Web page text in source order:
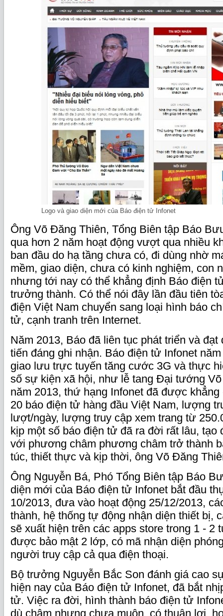
Logo và giao diện mới của Báo điện tử Infonet
Ông Võ Đăng Thiên, Tổng Biên tập Báo
qua hơn 2 năm hoạt động vượt qua nhiều
ban đầu do hạ tầng chưa có, đi dùng nhờ
mềm, giao diện, chưa có kinh nghiệm, con
nhưng tới nay có thể khẳng định Báo điện
trưởng thành. Có thể nói đây lần đầu tiên
điện Việt Nam chuyển sang loại hình báo
tử, cạnh tranh trên Internet.
Năm 2013, Báo đã liên tục phát triển và
tiến đáng ghi nhận. Báo điện tử Infonet
giao lưu trực tuyến tăng cước 3G và thực
số sự kiện xã hội, như lễ tang Đại tướng
năm 2013, thứ hạng Infonet đã được khẳng
20 báo điện tử hàng đầu Việt Nam, lượng
lượt/ngày, lượng truy cập xem trang từ
kịp một số báo điện tử đã ra đời rất lâu, tạo
với phương châm phương châm trở thành
túc, thiết thực và kịp thời, ông Võ Đăng
Ông Nguyễn Bá, Phó Tổng Biên tập Báo
diện mới của Báo điện tử Infonet bắt đầu
10/2013, đưa vào hoạt động 25/12/2013,
thành, hệ thống tự động nhận diện thiết bị,
sẽ xuất hiện trên các apps store trong 1 - 2
được bảo mật 2 lớp, có mã nhận diện
người truy cập cả qua điện thoại.
Bộ trưởng Nguyễn Bắc Son đánh giá cao
hiện nay của Báo điện tử Infonet, đã bắt
tử. Việc ra đời, hình thành báo điện tử
dù chậm nhưng chưa muộn, có thuận lợi,